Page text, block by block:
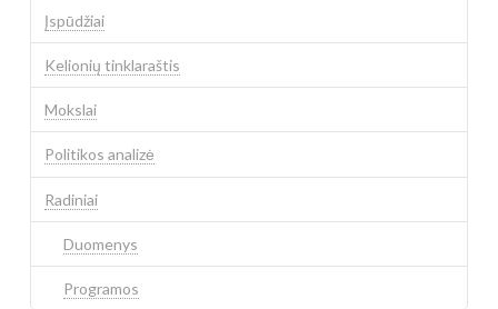
Įspūdžiai
Kelionių tinklaraštis
Mokslai
Politikos analizė
Radiniai
Duomenys
Programos